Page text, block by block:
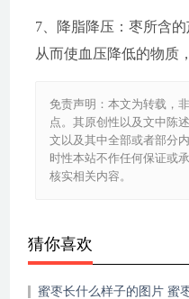
7、降脂降压：枣所含
从而使血压降低的物质
免责声明：本文为转载，
点。其原创性以及文中陈
文以及其中全部或者部分
时性本站不作任何保证或
核实相关内容。
猜你喜欢
蜜枣长什么样子的图片 蜜